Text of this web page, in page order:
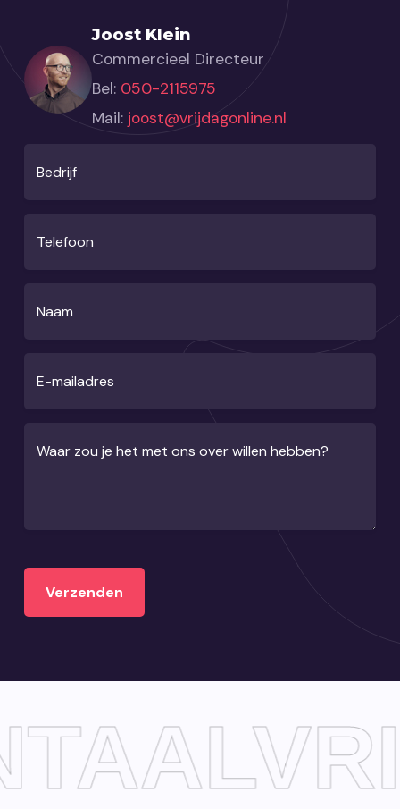
Joost Klein
Commercieel Directeur
Bel: 050-2115975
Mail: joost@vrijdagonline.nl
Bedrijf
Telefoon
Naam
E-mailadres
Waar zou je het met ons over willen hebben?